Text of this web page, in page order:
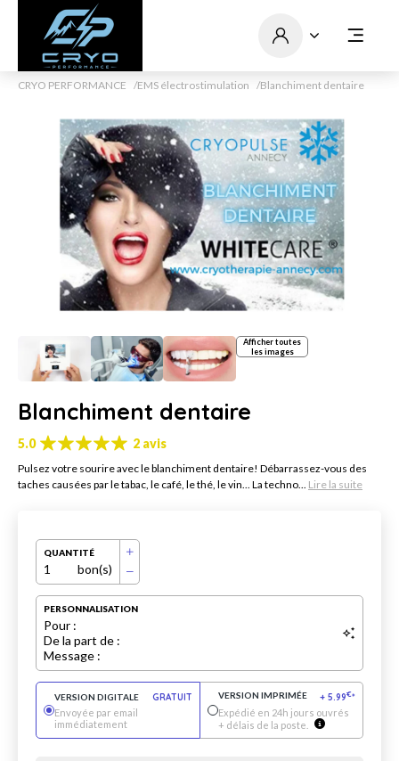
CRYO PERFORMANCE EMS électrostimulation Blanchiment dentaire
Afficher toutes
les images
Blanchiment dentaire
5.0 2 avis
Pulsez votre sourire avec le blanchiment dentaire! Débarrassez-vous des
taches causées par le tabac, le café, le thé, le vin... La techno... Lire la suite
QUANTITÉ
1 bon(s)
PERSONNALISATION
Pour :
De la part de :
Message :
VERSION DIGITALE
GRATUIT
Envoyée par email
immédiatement
VERSION IMPRIMÉE + 5.99€*
Expédié en 24h jours ouvrés
+ délais de la poste.